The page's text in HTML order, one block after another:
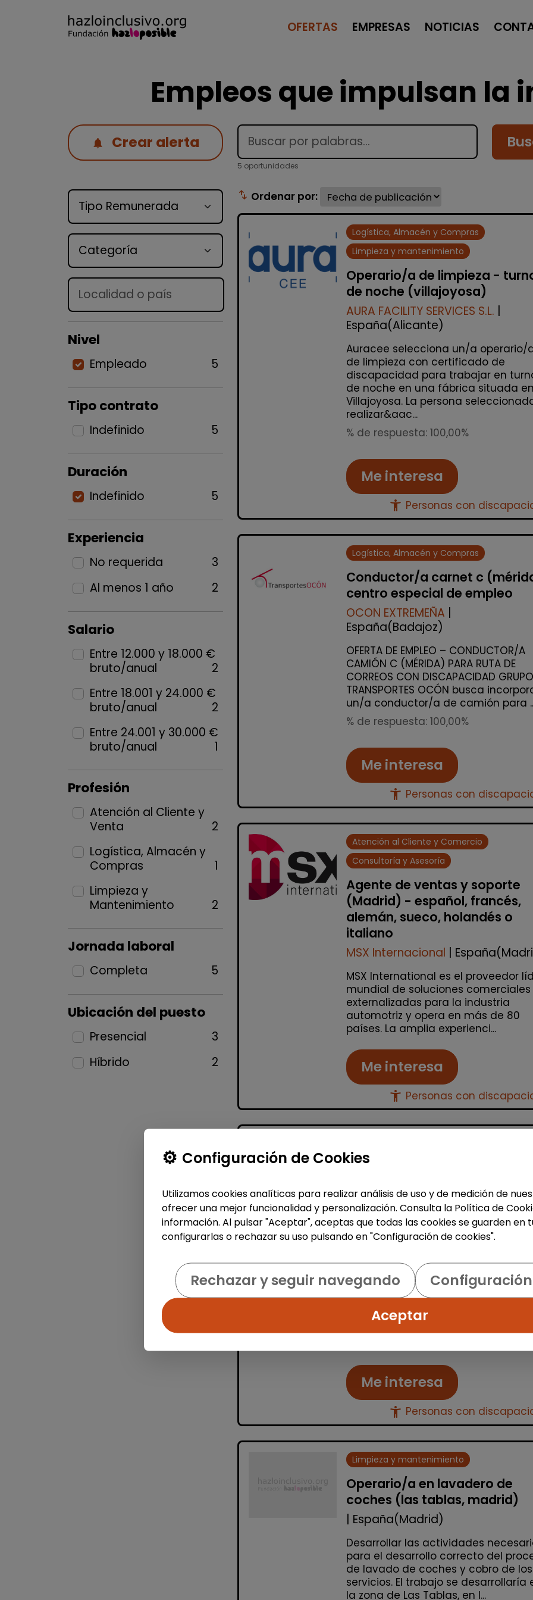
OFERTAS EMPRESAS NOTICIAS
Empleos que impulsan la
Crear alerta
Tipo de oferta
Categoría
Lugar
Nivel
Empleado 5
Tipo contrato
Indefinido 5
Duración
Indefinido 5
Experiencia
No requerida
3
Al menos 1 año
2
Salario
Entre 12.000 y 18.000 €
bruto/anual
2
Entre 18.001 y 24.000 €
bruto/anual
2
Entre 24.001 y 30.000 €
bruto/anual
1
Profesión
Atención al Cliente y
Venta
2
Logística, Almacén y
Compras
1
Limpieza y
Mantenimiento
2
Jornada laboral
Completa 5
Ubicación del puesto
Presencial
3
Híbrido
2
5 oportunidades
swap_vert Ordenar por:
Logística, Almacén y Compras
Limpieza y mantenimiento
Operario/a de limpieza -
de noche (villajoyosa)
AURA FACILITY SERVICES S.L. |
España(Alicante)
Auracee selecciona un/a operario/
de limpieza con certificado de
discapacidad para trabajar en
de noche en una fábrica situada en
Villajoyosa. La persona
realizar&aac...
% de respuesta: 100,00%
Me interesa
accessibility_new Personas con
Logística, Almacén y Compras
Conductor/a carnet c
centro especial de empleo
OCON EXTREMEÑA |
España(Badajoz)
OFERTA DE EMPLEO – CONDUCTOR/A
CAMIÓN C (MÉRIDA) PARA RUTA DE
CORREOS CON DISCAPACIDAD GRUPO
TRANSPORTES OCÓN busca
un/a conductor/a de camión para
% de respuesta: 100,00%
Me interesa
accessibility_new Personas con
Atención al Cliente y Comercio
Consultoría y Asesoría
Agente de ventas y soporte
(Madrid) - español, francés,
alemán, sueco, holandés o
italiano
MSX Internacional |
MSX International es el proveedor
mundial de soluciones comerciales
externalizadas para la industria
automotriz y opera en más de 80
países. La amplia experienci...
Me interesa
accessibility_new Personas con
Consultoría y Asesoría
Agente de ventas y soporte
(Barcelona) - español,
alemán, sueco, holandés o
italiano
España(Barcelona)
MSX International es el proveedor
externalizadas para la industria
automotriz y opera en más de 80
Me interesa
accessibility_new Personas con
Limpieza y mantenimiento
Operario/a en lavadero de
coches (las tablas, madrid)
| España(Madrid)
Desarrollar las actividades
para el desarrollo correcto del
de lavado de coches y cobro de los
servicios. El trabajo se desarrollaría
la zona de Las Tablas, en l...
Configuración de Cookies
Utilizamos cookies analíticas para realizar análisis de uso y de medición de
ofrecer una mejor funcionalidad y personalización. Consulta la Política de
información. Al pulsar "Aceptar", aceptas que todas las cookies se guarden en
configurarlas o rechazar su uso pulsando en "Configuración de cookies".
Rechazar y seguir navegando
Aceptar